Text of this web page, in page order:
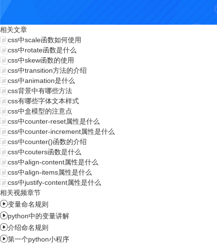
相关文章
css中scale函数如何使用
css中rotate函数是什么
css中skew函数的使用
css中transition方法的介绍
css中animation是什么
css背景中有哪些方法
css有哪些字体文本样式
css中盒模型的注意点
css中counter-reset属性是什么
css中counter-increment属性是什么
css中counter()函数的介绍
css中couters函数是什么
css中align-content属性是什么
css中align-items属性是什么
css中justify-content属性是什么
相关视频章节
变量命名规则
python中的变量讲解
介绍命名规则
第一个python小程序